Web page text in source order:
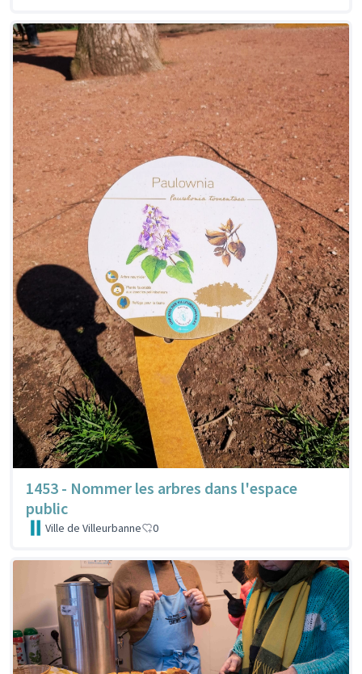
1453 - Nommer les arbres dans l'espace
public
Ville de Villeurbanne 0